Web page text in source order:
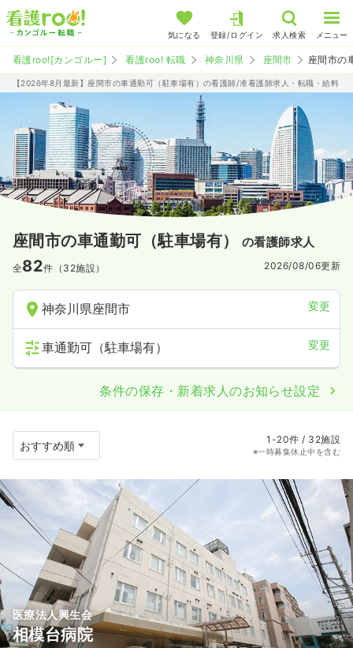
気になる 登録/ログイン 求人検索 メニュー
看護roo![カンゴルー] 看護roo! 転職 神奈川県 座間市 座間市の
【2026年8月最新】座間市の車通勤可（駐車場有）の看護師/准看護師求人・転職・給料
座間市の車通勤可（駐車場有） の看護師求人
全82件（32施設） 2026/08/06更新
神奈川県座間市 変更
車通勤可（駐車場有） 変更
条件の保存・新着求人のお知らせ設定
1-20件 / 32施設
※一時募集休止中を含む
医療法人興生会
相模台病院